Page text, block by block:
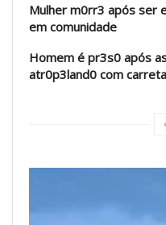
Mulher m0rr3 após ser
em comunidade
Homem é pr3s0 após
atr0p3land0 com